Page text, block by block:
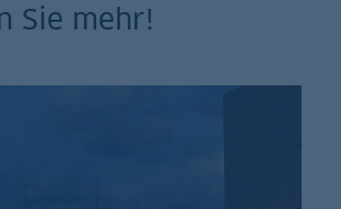
Sie mehr!